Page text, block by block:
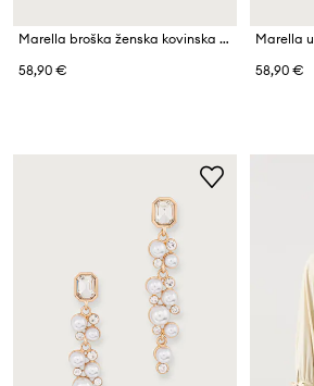
Marella broška ženska kovinska MLLOZIO
58,90 €
58,90 €